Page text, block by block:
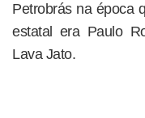
Petrobrás na época
estatal era Paulo
Lava Jato.